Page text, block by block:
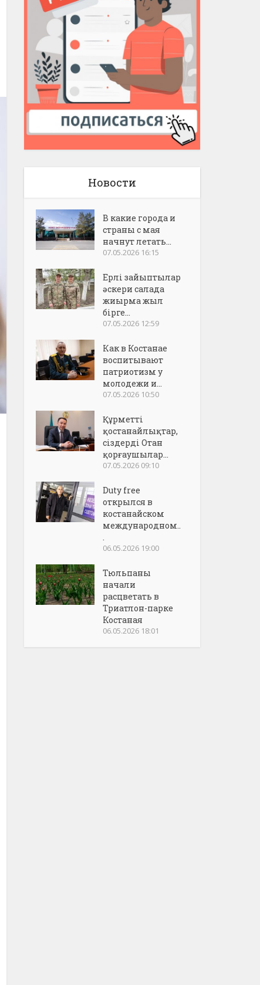
Новости
В какие города и
страны с мая
начнут летать...
07.05.2026 16:15
Ерлі зайыптылар
әскери салада
жиырма жыл
бірге...
07.05.2026 12:59
Как в Костанае
воспитывают
патриотизм у
молодежи и...
07.05.2026 10:50
Құрметті
қостанайлықтар,
сіздерді Отан
қорғаушылар...
07.05.2026 09:10
Duty free
открылся в
костанайском
международном..
.
06.05.2026 19:00
Тюльпаны
начали
расцветать в
Триатлон-парке
Костаная
06.05.2026 18:01